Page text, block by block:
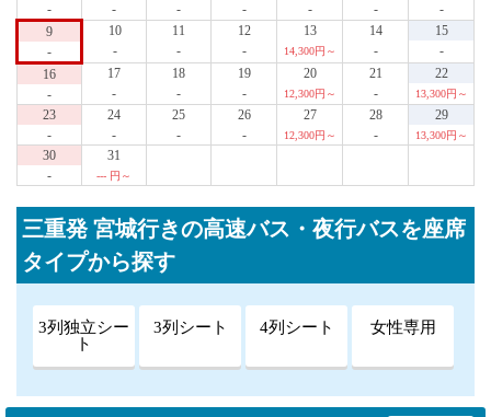
-
-
-
-
-
-
-
9
-
10
-
11
-
12
-
13
14,300円～
14
-
15
-
16
-
17
-
18
-
19
-
20
12,300円～
21
-
22
13,300円～
23
-
24
-
25
-
26
-
27
12,300円～
28
-
29
13,300円～
30
-
31
--- 円～
三重発 宮城行きの高速バス・夜行バスを座席
タイプから探す
3列独立シー
ト
3列シート 4列シート 女性専用